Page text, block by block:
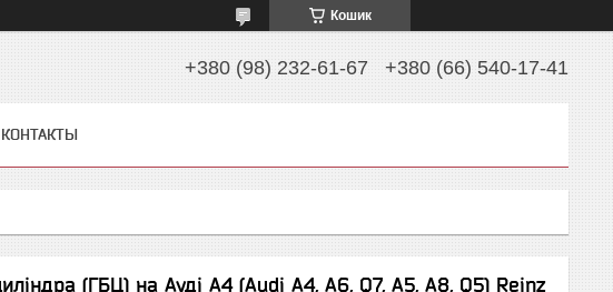
Кошик
+380 (98) 232-61-67 +380 (66) 540-17-41
КОНТАКТЫ
(ГБЦ) на Ауді A4 (Audi A4, A6, Q7, A5, A8, Q5) Reinz